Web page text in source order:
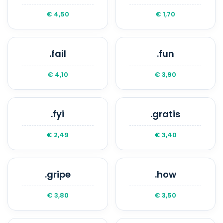
€ 4,50 € 1,70
.fail
€ 4,10
.fun
€ 3,90
.fyi
€ 2,49
.gratis
€ 3,40
.gripe
€ 3,80
.how
€ 3,50